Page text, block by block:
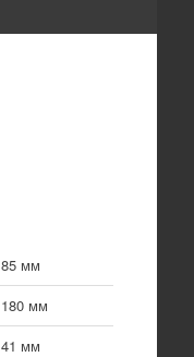
85 мм
180 мм
41 мм